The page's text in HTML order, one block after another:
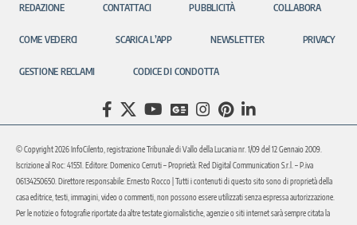
REDAZIONE CONTATTACI PUBBLICITÀ COLLABORA
COME VEDERCI SCARICA L’APP NEWSLETTER PRIVACY
GESTIONE RECLAMI CODICE DI CONDOTTA
© Copyright 2026 InfoCilento, registrazione Tribunale di Vallo della Lucania nr. 1/09 del 12 Gennaio 2009.
Iscrizione al Roc: 41551. Editore: Domenico Cerruti – Proprietà: Red Digital Communication S.r.l. – P.iva
06134250650. Direttore responsabile: Ernesto Rocco | Tutti i contenuti di questo sito sono di proprietà della
casa editrice, testi, immagini, video o commenti, non possono essere utilizzati senza espressa autorizzazione.
Per le notizie o fotografie riportate da altre testate giornalistiche, agenzie o siti internet sarà sempre citata la